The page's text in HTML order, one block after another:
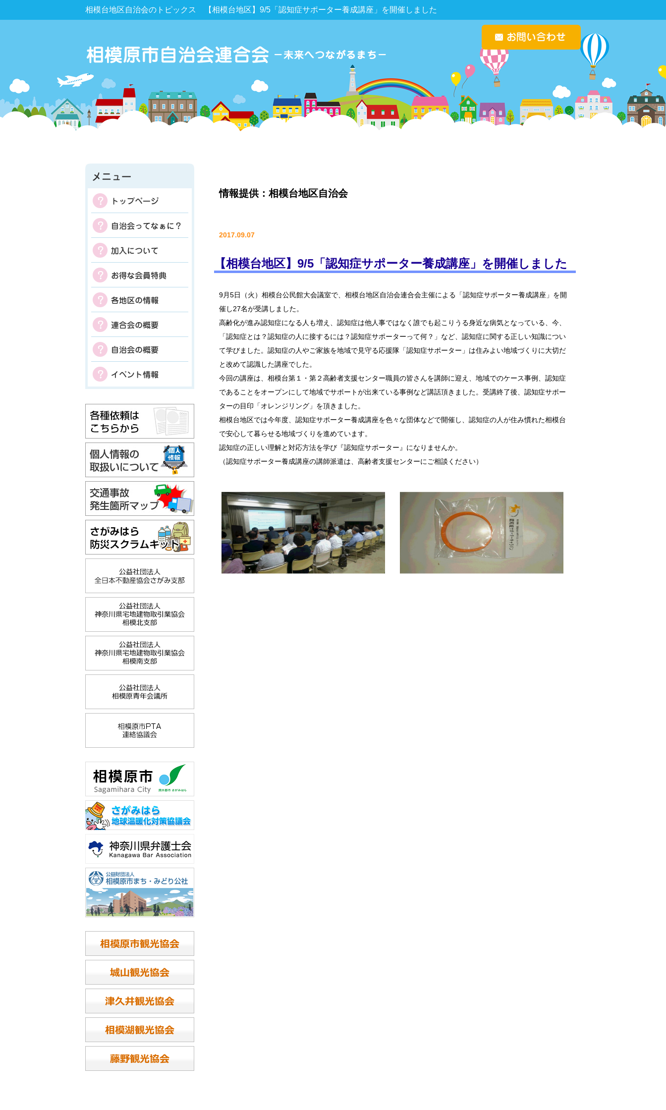
相模台地区自治会のトピックス 【相模台地区】9/5「認知症サポーター養成講座」を開催しました
情報提供：相模台地区自治会
2017.09.07
【相模台地区】9/5「認知症サポーター養成講座」を開催しました
9月5日（火）相模台公民館大会議室で、相模台地区自治会連合会主催による「認知症サポーター養成講座」を開
催し27名が受講しました。
高齢化が進み認知症になる人も増え、認知症は他人事ではなく誰でも起こりうる身近な病気となっている、今、
「認知症とは？認知症の人に接するには？認知症サポーターって何？」など、認知症に関する正しい知識につい
て学びました。認知症の人やご家族を地域で見守る応援隊「認知症サポーター」は住みよい地域づくりに大切だ
と改めて認識した講座でした。
今回の講座は、相模台第１・第２高齢者支援センター職員の皆さんを講師に迎え、地域でのケース事例、認知症
であることをオープンにして地域でサポートが出来ている事例など講話頂きました。受講終了後、認知症サポー
ターの目印「オレンジリング」を頂きました。
相模台地区では今年度、認知症サポーター養成講座を色々な団体などで開催し、認知症の人が住み慣れた相模台
で安心して暮らせる地域づくりを進めています。
認知症の正しい理解と対応方法を学び『認知症サポーター』になりませんか。
（認知症サポーター養成講座の講師派遣は、高齢者支援センターにご相談ください）